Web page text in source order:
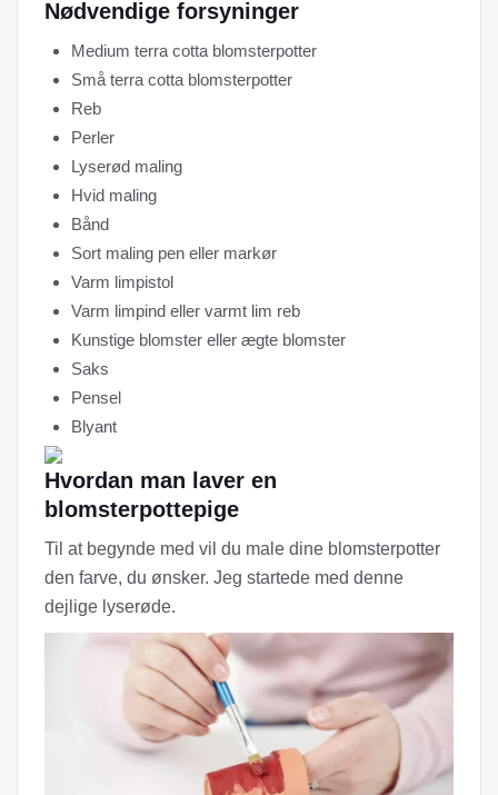
Nødvendige forsyninger
Medium terra cotta blomsterpotter
Små terra cotta blomsterpotter
Reb
Perler
Lyserød maling
Hvid maling
Bånd
Sort maling pen eller markør
Varm limpistol
Varm limpind eller varmt lim reb
Kunstige blomster eller ægte blomster
Saks
Pensel
Blyant
Hvordan man laver en
blomsterpottepige
Til at begynde med vil du male dine blomsterpotter
den farve, du ønsker. Jeg startede med denne
dejlige lyserøde.